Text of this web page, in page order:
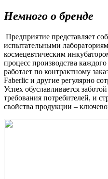
Немного о бренде
Предприятие представляет
испытательными
космецевтическим
процесс производства
работает по контрактному
Faberlic и другие регулярно
Успех обуславливается
требования потребителей, и
свойства продукции –